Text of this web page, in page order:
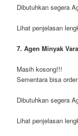
Dibutuhkan segera
Lihat penjelasan
7. Agen Minyak
Masih kosong!!!
Sementara bisa
Dibutuhkan segera
Lihat penjelasan